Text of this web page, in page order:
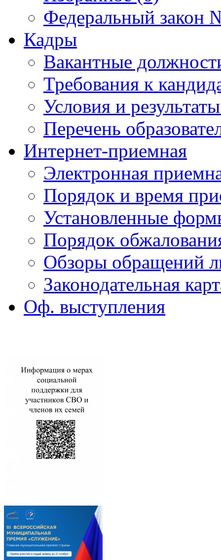
Федеральный закон
Кадры
Вакантные
Требования к
Условия и
Перечень
Интернет-приемная
Электронная
Порядок и время
Установленные
Порядок
Обзоры обращений
Законодательная
Оф. выступления